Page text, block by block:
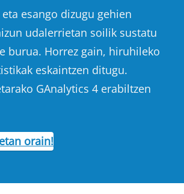
esango dizugu gehien
udalerrietan soilik sustatu
burua. Horrez gain, hiruhileko
eskaintzen ditugu.
GAnalytics 4 erabiltzen
orain!